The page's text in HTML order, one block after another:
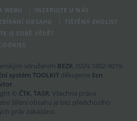
WEBU
INZERUJTE U NÁS
OBSAHU
TIŠTĚNÝ EKOLIST
O SOBĚ VĚDĚT
sdružením BEZK. ISSN 1802-9019.
systém TOOLKIT děkujeme Ecn
.
© ČTK, TASR. Všechna práva
šíření obsahu je bez předchozího
práv zakázáno.